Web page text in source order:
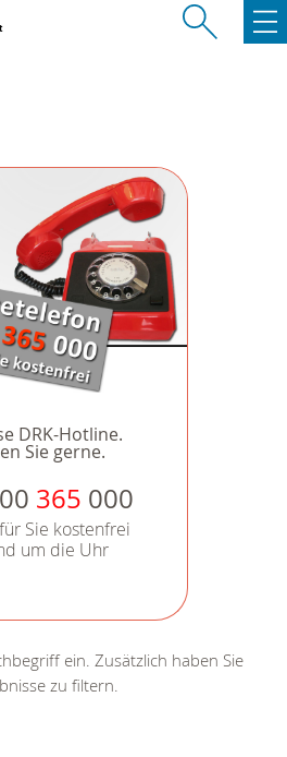
DRK-Hotline.
Sie gerne.
365 000
Sie kostenfrei
um die Uhr
ein. Zusätzlich haben Sie
zu filtern.